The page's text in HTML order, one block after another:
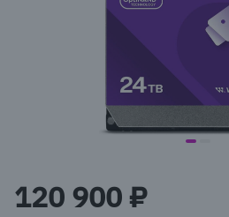
item
of
2
120 900 ₽